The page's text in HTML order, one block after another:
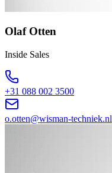
Olaf Otten
Inside Sales
+31 088 002 3500
o.otten@wisman-techniek.nl